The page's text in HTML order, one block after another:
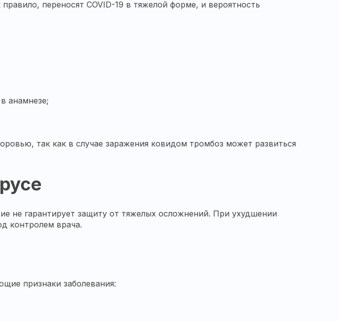
переносят СOVID-19 в тяжелой форме, и вероятность
анамнезе;
так как в случае заражения ковидом тромбоз может развиться
не гарантирует защиту от тяжелых осложнений. При ухудшении
контролем врача.
признаки заболевания: